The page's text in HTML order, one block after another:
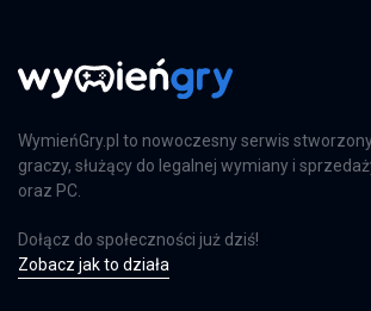
WymieńGry.pl to nowoczesny serwis
graczy, służący do legalnej wymiany i
oraz PC.
Dołącz do społeczności już dziś!
Zobacz jak to działa